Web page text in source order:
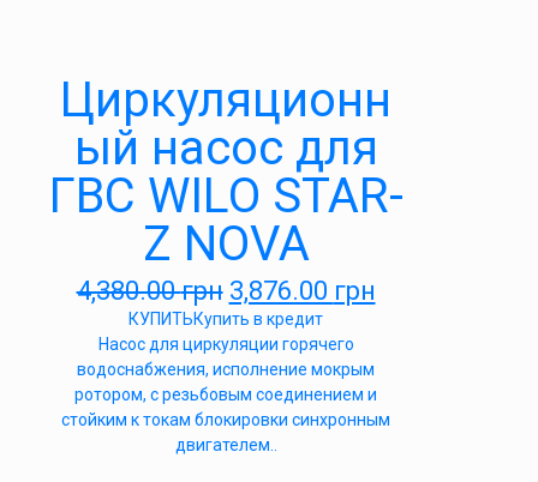
Циркуляционн
ый насос для
ГВС WILO STAR-
Z NOVA
4,380.00грн 3,876.00 грн
КУПИТЬКупить в кредит
Насос для циркуляции горячего
водоснабжения, исполнение мокрым
ротором, с резьбовым соединением и
стойким к токам блокировки синхронным
двигателем..